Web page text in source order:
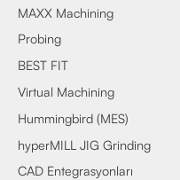
MAXX Machining
Probing
BEST FIT
Virtual Machining
Hummingbird (MES)
hyperMILL JIG Grinding
CAD Entegrasyonları